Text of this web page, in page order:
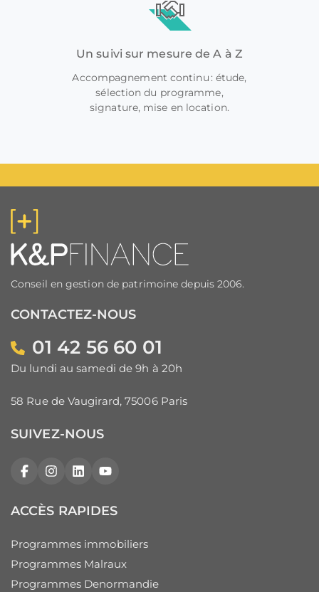
Un suivi sur mesure de A à Z
Accompagnement continu : étude,
sélection du programme,
signature, mise en location.
Conseil en gestion de patrimoine depuis 2006.
CONTACTEZ-NOUS
01 42 56 60 01
Du lundi au samedi de 9h à 20h
58 Rue de Vaugirard, 75006 Paris
SUIVEZ-NOUS
FacebookInstagram
LinkedInYouTube
ACCÈS RAPIDES
Programmes immobiliers
Programmes Malraux
Programmes Denormandie